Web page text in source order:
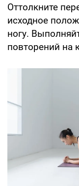
Оттолкните
исходное
ногу.
повторений на